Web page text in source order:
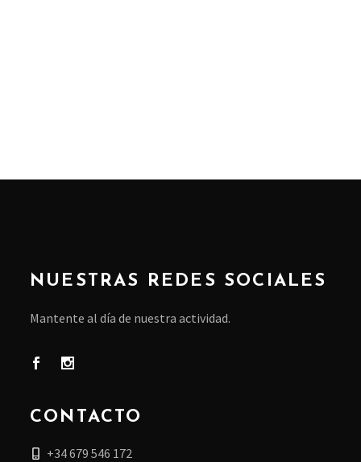
NUESTRAS REDES SOCIALES
Mantente al día de nuestra actividad.
CONTACTO
+34 679 546 172